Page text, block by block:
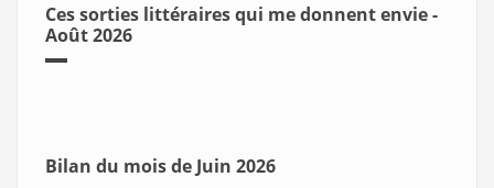
Ces sorties littéraires qui me donnent envie -
Août 2026
Bilan du mois de Juin 2026